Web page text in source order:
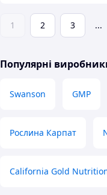
1 2 3 ...
Популярні
Swanson GMP
Рослина Карпат
California Gold